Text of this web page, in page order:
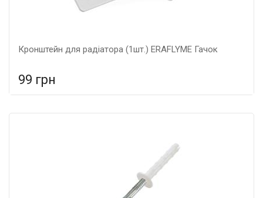
Кронштейн для радіатора (1шт.) ERAFLYME Гачок
99 грн